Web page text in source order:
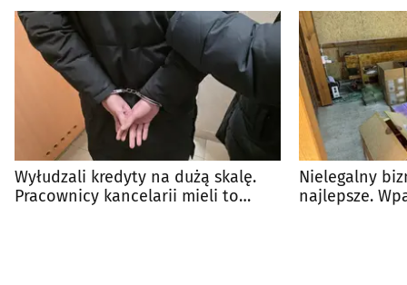
Wyłudzali kredyty na dużą skalę.
Pracownicy kancelarii mieli to
Nielegalny
najlepsze.